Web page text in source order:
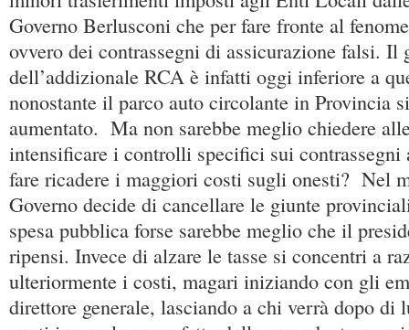
Governo Berlusconi che per fare fronte al
ovvero dei contrassegni di assicurazione falsi. Il
dell’addizionale RCA è infatti oggi inferiore a
nonostante il parco auto circolante in Provincia
aumentato. Ma non sarebbe meglio chiedere
intensificare i controlli specifici sui contrassegni
fare ricadere i maggiori costi sugli onesti? Nel
Governo decide di cancellare le giunte
spesa pubblica forse sarebbe meglio che il
ripensi. Invece di alzare le tasse si concentri a
ulteriormente i costi, magari iniziando con gli
direttore generale, lasciando a chi verrà dopo di